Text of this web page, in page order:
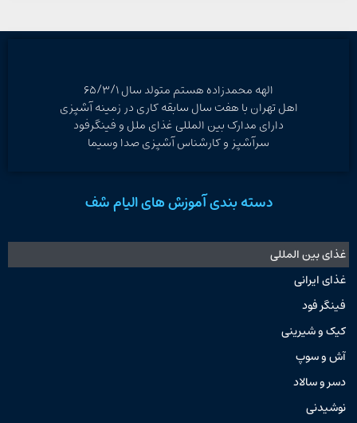
الهه محمدزاده هستم متولد سال ۶۵/۳/۱
اهل تهران با هفت سال سابقه کاری در زمینه آشپزی
دارای مدارک بین المللی غذای ملل و فینگرفود
سرآشپز و کارشناس آشپزی صدا وسیما
دسته بندی آموزش های الیام شف
غذای بین المللی
غذای ایرانی
فینگر فود
کیک و شیرینی
آش و سوپ
دسر و سالاد
نوشیدنی